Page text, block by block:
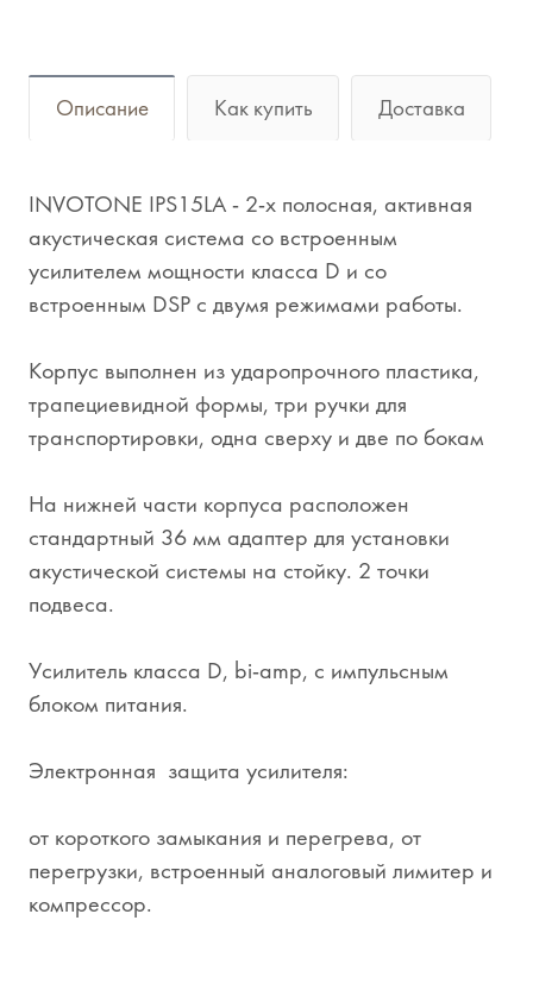
Описание Как купить Доставка
INVOTONE IPS15LA - 2-х полосная, активная
акустическая система со встроенным
усилителем мощности класса D и со
встроенным DSP с двумя режимами работы.
Корпус выполнен из ударопрочного пластика,
трапециевидной формы, три ручки для
транспортировки, одна сверху и две по бокам
На нижней части корпуса расположен
стандартный 36 мм адаптер для установки
акустической системы на стойку. 2 точки
подвеса.
Усилитель класса D, bi-amp, с импульсным
блоком питания.
Электронная защита усилителя:
от короткого замыкания и перегрева, от
перегрузки, встроенный аналоговый лимитер и
компрессор.